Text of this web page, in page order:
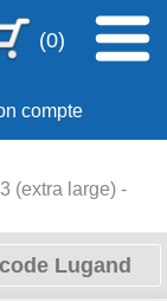
(0)
compte
(extra large) -